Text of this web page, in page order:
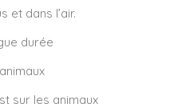
et dans l’air.
durée
sur les animaux